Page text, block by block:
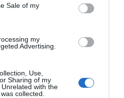
Sale of my
my
Advertising.
Use,
Sharing of my
with the
collected.